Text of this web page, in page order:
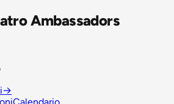
Ambassadors
→